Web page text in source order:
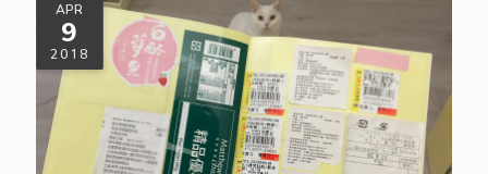
APR
9
2018